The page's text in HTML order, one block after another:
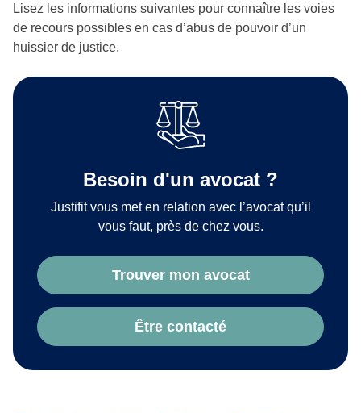
Lisez les informations suivantes pour connaître les voies
de recours possibles en cas d’abus de pouvoir d’un
huissier de justice.
Besoin d'un avocat ?
Justifit vous met en relation avec l’avocat qu’il
vous faut, près de chez vous.
Trouver mon avocat
Être contacté